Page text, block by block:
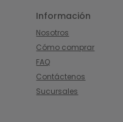
Información
Nosotros
Cómo comprar
FAQ
Contáctenos
Sucursales